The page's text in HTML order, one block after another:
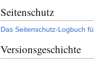
Seitenschutz
Das Seitenschutz-Logbuch
Versionsgeschichte